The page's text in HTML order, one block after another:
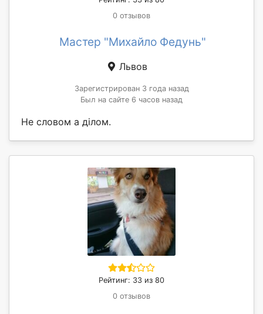
0 отзывов
Мастер "Михайло Федунь"
Львов
Зарегистрирован 3 года назад
Был на сайте 6 часов назад
Не словом а ділом.
Рейтинг: 33 из 80
0 отзывов